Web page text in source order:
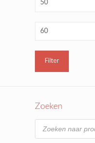
Filter
Zoeken
Producten
zoeken